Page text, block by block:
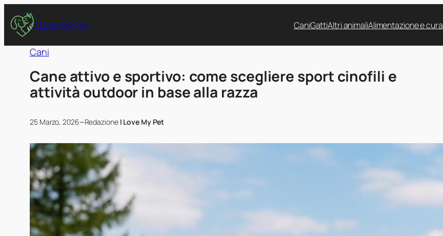
I Love My Pet CaniGattiAltri animaliAlimentazione e cura
Cani
Cane attivo e sportivo: come scegliere sport cinofili e
attività outdoor in base alla razza
25 Marzo, 2026–Redazione I Love My Pet